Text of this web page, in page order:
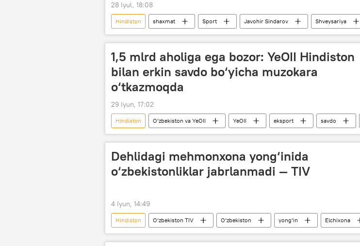
28 Iyul, 18:08
Hindiston shaxmat Sport Javohir Sindarov Shveysariya
1,5 mlrd aholiga ega bozor: YeOII Hindiston
bilan erkin savdo bo‘yicha muzokara
o‘tkazmoqda
29 Iyun, 17:02
Hindiston O‘zbekiston va YeOII YeOII eksport savdo
Iqtisod
muzokaralar
Dehlidagi mehmonxona yong‘inida
o‘zbekistonliklar jabrlanmadi — TIV
4 Iyun, 14:49
Hindiston O‘zbekiston TIV O‘zbekiston yong‘in Elchixona